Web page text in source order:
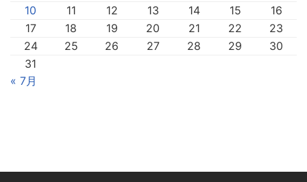
10
11 12 13 14 15
16
17
18 19 20 21 22
23
24
25 26 27 28 29
30
31
« 7月